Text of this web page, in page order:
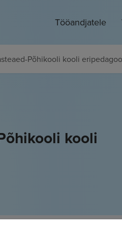
Tööandjatele
Põhikooli kooli
kooli